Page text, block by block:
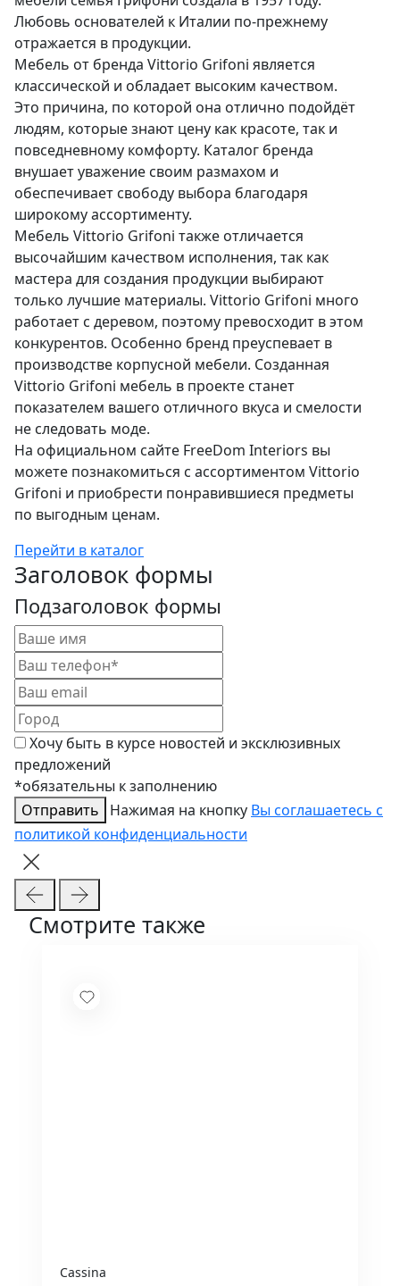
Любовь основателей к Италии по-прежнему
отражается в продукции.
Мебель от бренда Vittorio Grifoni является
классической и обладает высоким качеством.
Это причина, по которой она отлично подойдёт
людям, которые знают цену как красоте, так и
повседневному комфорту. Каталог бренда
внушает уважение своим размахом и
обеспечивает свободу выбора благодаря
широкому ассортименту.
Мебель Vittorio Grifoni также отличается
высочайшим качеством исполнения, так как
мастера для создания продукции выбирают
только лучшие материалы. Vittorio Grifoni много
работает с деревом, поэтому превосходит в этом
конкурентов. Особенно бренд преуспевает в
производстве корпусной мебели. Созданная
Vittorio Grifoni мебель в проекте станет
показателем вашего отличного вкуса и смелости
не следовать моде.
На официальном сайте FreeDom Interiors вы
можете познакомиться с ассортиментом Vittorio
Grifoni и приобрести понравившиеся предметы
по выгодным ценам.
Перейти в каталог
Заголовок формы
Подзаголовок формы
Хочу быть в курсе новостей и эксклюзивных
предложений
*обязательны к заполнению
Отправить
Нажимая на кнопку Вы соглашаетесь с
политикой конфиденциальности
Смотрите также
Cassina